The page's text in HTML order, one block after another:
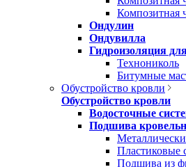
Композитная
Ондулин
Ондувилла
Гидроизоляция
Технониколь
Битумные
Обустройство кровли
Обустройство кровли
Водосточные
Подшива
Пластиковые
Подшива из